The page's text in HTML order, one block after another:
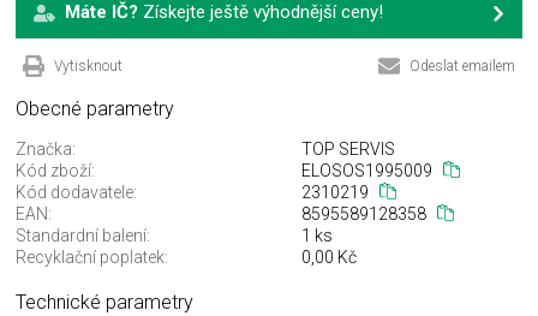
Máte IČ? Získejte ještě výhodnější ceny!
Vytisknout Odeslat emailem
Obecné parametry
Značka:
TOP SERVIS
Kód zboží:
ELOSOS1995009
Kód dodavatele:
2310219
EAN:
8595589128358
Standardní balení:
1 ks
Recyklační poplatek:
0,00 Kč
Technické parametry